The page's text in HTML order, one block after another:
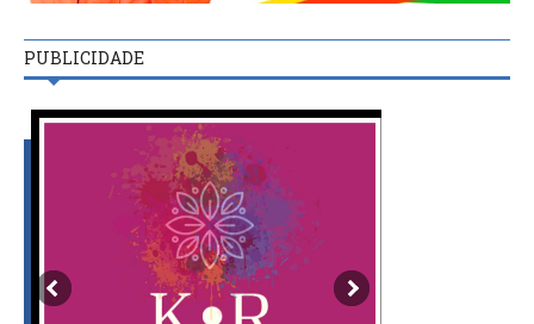
PUBLICIDADE